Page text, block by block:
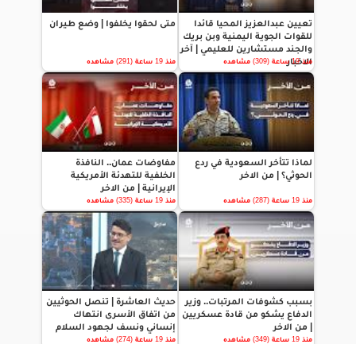
تعيين عبدالعزيز المحيا قائدا
للقوات الجوية اليمنية وبن بريك
والجند مستشارين للعليمي | آخر
الاخبار
منذ 19 ساعة (309) مشاهده
متى لحقوا يخلفوا | وضع طيران
منذ 19 ساعة (291) مشاهده
لماذا تتأخر السعودية في ردع
الحوثي؟ | من الاخر
منذ 19 ساعة (287) مشاهده
مفاوضات عمان.. النافذة
الخلفية للتهدئة الأمريكية
الإيرانية | من الاخر
منذ 19 ساعة (335) مشاهده
بسبب كشوفات المرتبات.. وزير
الدفاع يشكو من قادة عسكريين
| من الاخر
منذ 19 ساعة (349) مشاهده
حديث العاشرة | تنصل الحوثيين
من اتفاق الأسرى انتهاك
إنساني ونسف لجهود السلام
منذ 19 ساعة (274) مشاهده